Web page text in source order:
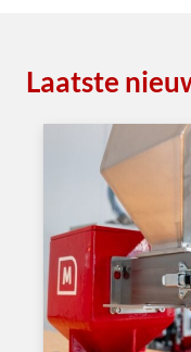
Laatste